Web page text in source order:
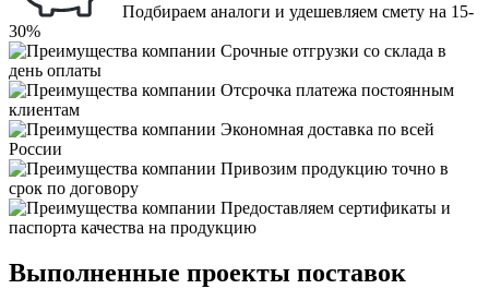
Подбираем аналоги и удешевляем смету на 15-
30%
Срочные отгрузки со склада в
день оплаты
Отсрочка платежа постоянным
клиентам
Экономная доставка по всей
России
Привозим продукцию точно в
срок по договору
Предоставляем сертификаты и
паспорта качества на продукцию
Выполненные проекты поставок